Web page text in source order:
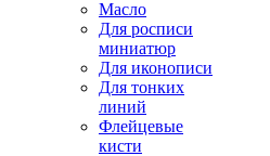
Масло
Для росписи
миниатюр
Для иконописи
Для тонких
линий
Флейцевые
кисти